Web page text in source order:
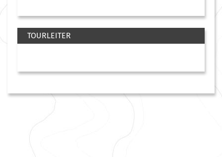
TOURLEITER